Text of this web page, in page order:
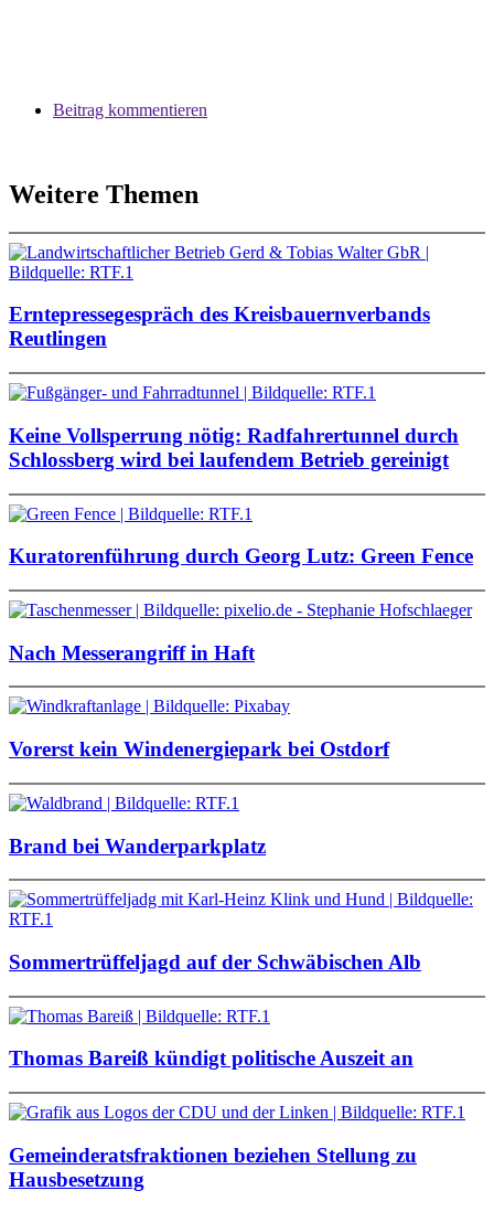
Beitrag kommentieren
Weitere Themen
Erntepressegespräch des Kreisbauernverbands
Reutlingen
Keine Vollsperrung nötig: Radfahrertunnel durch
Schlossberg wird bei laufendem Betrieb gereinigt
Kuratorenführung durch Georg Lutz: Green Fence
Nach Messerangriff in Haft
Vorerst kein Windenergiepark bei Ostdorf
Brand bei Wanderparkplatz
Sommertrüffeljagd auf der Schwäbischen Alb
Thomas Bareiß kündigt politische Auszeit an
Gemeinderatsfraktionen beziehen Stellung zu
Hausbesetzung